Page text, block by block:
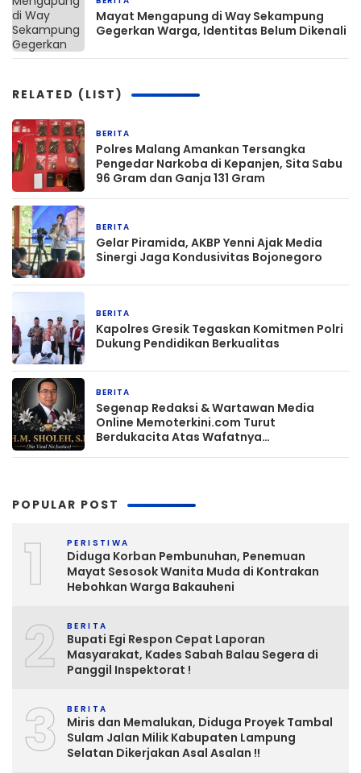
Mayat Mengapung di Way Sekampung
Gegerkan Warga, Identitas Belum Dikenali
RELATED (LIST)
BERITA
Polres Malang Amankan Tersangka
Pengedar Narkoba di Kepanjen, Sita Sabu
96 Gram dan Ganja 131 Gram
BERITA
Gelar Piramida, AKBP Yenni Ajak Media
Sinergi Jaga Kondusivitas Bojonegoro
BERITA
Kapolres Gresik Tegaskan Komitmen Polri
Dukung Pendidikan Berkualitas
BERITA
Segenap Redaksi & Wartawan Media
Online Memoterkini.com Turut
Berdukacita Atas Wafatnya
POPULAR POST
1 PERISTIWA
Diduga Korban Pembunuhan, Penemuan
Mayat Sesosok Wanita Muda di Kontrakan
Hebohkan Warga Bakauheni
2 BERITA
Bupati Egi Respon Cepat Laporan
Masyarakat, Kades Sabah Balau Segera di
Panggil Inspektorat !
3 BERITA
Miris dan Memalukan, Diduga Proyek Tambal
Sulam Jalan Milik Kabupaten Lampung
Selatan Dikerjakan Asal Asalan !!